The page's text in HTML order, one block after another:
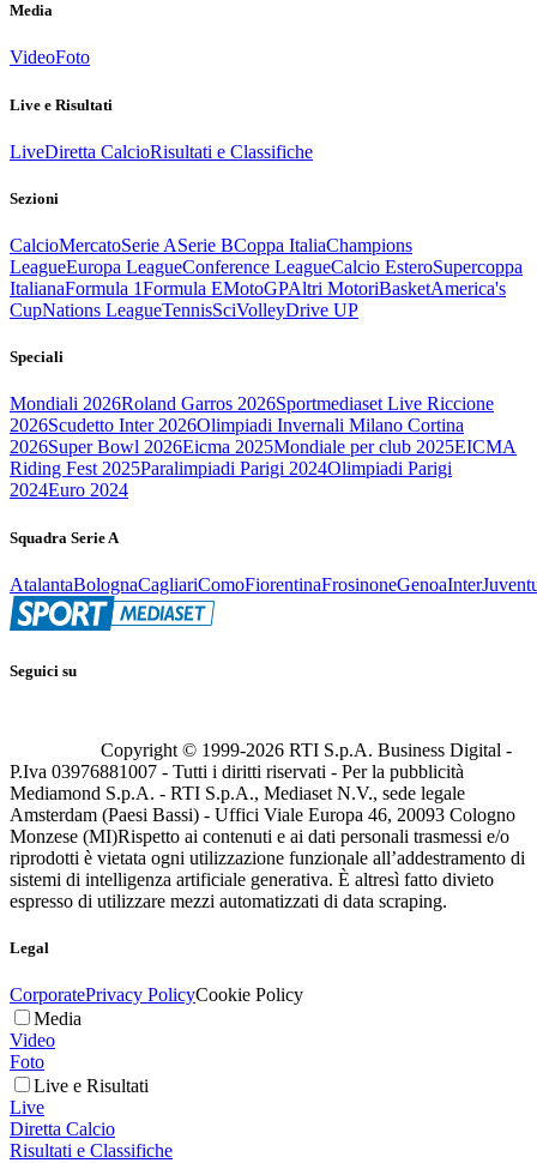
Media
VideoFoto
Live e Risultati
LiveDiretta CalcioRisultati e Classifiche
Sezioni
CalcioMercatoSerie ASerie BCoppa ItaliaChampions
LeagueEuropa LeagueConference LeagueCalcio EsteroSupercoppa
ItalianaFormula 1Formula EMotoGPAltri MotoriBasketAmerica's
CupNations LeagueTennisSciVolleyDrive UP
Speciali
Mondiali 2026Roland Garros 2026Sportmediaset Live Riccione
2026Scudetto Inter 2026Olimpiadi Invernali Milano Cortina
2026Super Bowl 2026Eicma 2025Mondiale per club 2025EICMA
Riding Fest 2025Paralimpiadi Parigi 2024Olimpiadi Parigi
2024Euro 2024
Squadra Serie A
AtalantaBolognaCagliariComoFiorentinaFrosinoneGenoaInter
Seguici su
Copyright © 1999-2026 RTI S.p.A. Business Digital -
P.Iva 03976881007 - Tutti i diritti riservati - Per la pubblicità
Mediamond S.p.A. - RTI S.p.A., Mediaset N.V., sede legale
Amsterdam (Paesi Bassi) - Uffici Viale Europa 46, 20093 Cologno
Monzese (MI)Rispetto ai contenuti e ai dati personali trasmessi e/o
riprodotti è vietata ogni utilizzazione funzionale all’addestramento di
sistemi di intelligenza artificiale generativa. È altresì fatto divieto
espresso di utilizzare mezzi automatizzati di data scraping.
Legal
CorporatePrivacy PolicyCookie Policy
Media
Video
Foto
Live e Risultati
Live
Diretta Calcio
Risultati e Classifiche